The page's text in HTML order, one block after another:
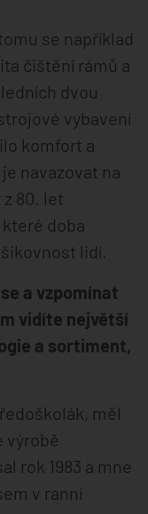
se například
čištění rámů a
dvou
vybavení
komfort a
navazovat na
80. let
doba
lidí.
a vzpomínat
vidíte největší
a sortiment,
měl
výrobě
rok 1983 a mne
v ranní